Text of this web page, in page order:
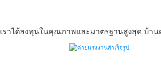
เราได้ลงทุนในคุณภาพและมาตรฐานสูงสุด บ้า